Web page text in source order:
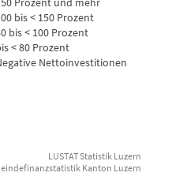
bis < 150 Prozent
bis < 100 Prozent
< 80 Prozent
Nettoinvestitionen
LUSTAT Statistik Luzern
Kanton Luzern